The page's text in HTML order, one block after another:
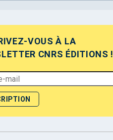
VOUS À LA
CNRS ÉDITIONS !